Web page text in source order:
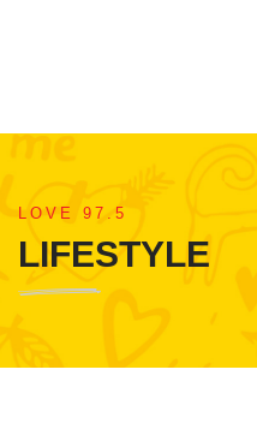
LOVE 97.5
LIFESTYLE